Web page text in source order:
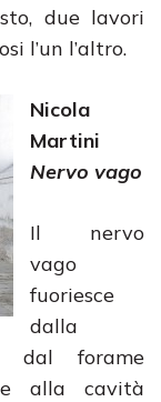
due lavori
l’un l’altro.
Nicola
Martini
Nervo vago
Il nervo
vago
fuoriesce
dalla
dal forame
alla cavità